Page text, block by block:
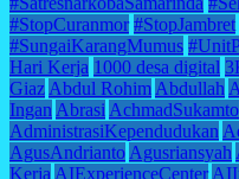
#StopCuranmor #StopJambret
#SungaiKarangMumus
Hari Kerja 1000 desa digital
Giaz Abdul Rohim Abdullah
Ingan Abrasi AchmadSukamto
AdministrasiKependudukan
AgusAndrianto Agusriansyah
Kerja AIExperienceCenter